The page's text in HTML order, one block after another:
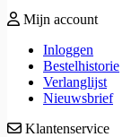
Mijn account
Inloggen
Bestelhistorie
Verlanglijst
Nieuwsbrief
Klantenservice